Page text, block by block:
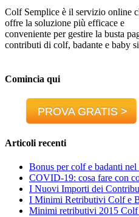
Colf Semplice è il servizio online
offre la soluzione più efficace e
conveniente per gestire la busta
contributi di colf, badante e baby
Comincia qui
PROVA GRATIS >
Articoli recenti
Bonus per colf e badanti
COVID-19: cosa fare con
I Nuovi Importi dei
I Minimi Retributivi Colf e
Minimi retributivi 2015 Colf